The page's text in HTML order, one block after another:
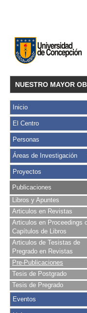
NUESTRO MAYOR
Inicio
El Centro
Personas
Áreas de Investigación
Proyectos
Publicaciones
Libros y Apuntes
Articulos en Revistas
Articulos en Proceedings
Capítulos de Libros
Articulos de Tesistas de
Pregrado en Revistas
Pre-Publicaciones
Tesis de Postgrado
Tesis de Pregrado
Eventos